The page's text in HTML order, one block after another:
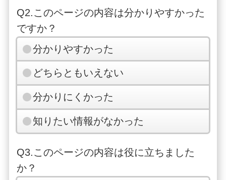
Q2.このページの内容は分かりやすかった
ですか？
分かりやすかった
どちらともいえない
分かりにくかった
知りたい情報がなかった
Q3.このページの内容は役に立ちました
か？